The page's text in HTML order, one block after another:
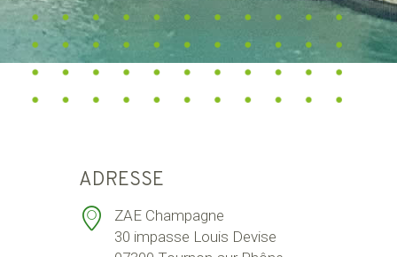
ADRESSE
ZAE Champagne
30 impasse Louis Devise